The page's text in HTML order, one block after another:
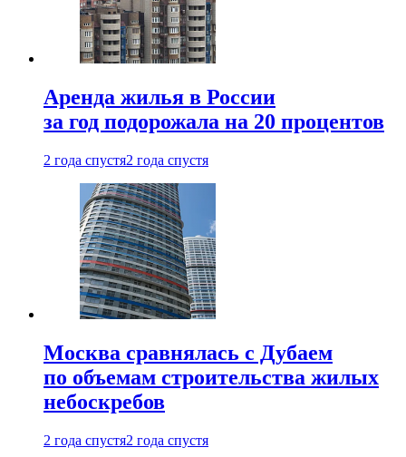
Аренда жилья в России
за год подорожала на 20 процентов
2 года спустя2 года спустя
Москва сравнялась с Дубаем
по объемам строительства жилых
небоскребов
2 года спустя2 года спустя